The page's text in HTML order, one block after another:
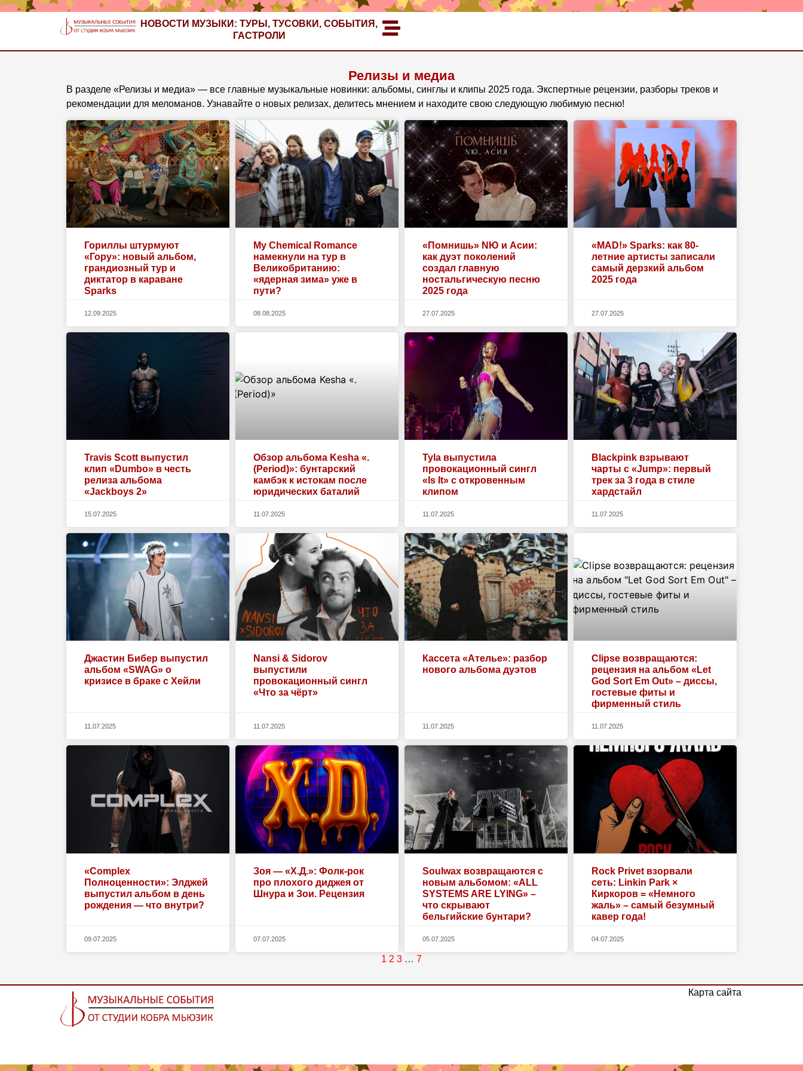
НОВОСТИ МУЗЫКИ: ТУРЫ, ТУСОВКИ, СОБЫТИЯ,
ГАСТРОЛИ
Релизы и медиа
В разделе «Релизы и медиа» — все главные музыкальные новинки: альбомы, синглы и клипы 2025 года. Экспертные рецензии, разборы треков и
рекомендации для меломанов. Узнавайте о новых релизах, делитесь мнением и находите свою следующую любимую песню!
Гориллы штурмуют
«Гору»: новый альбом,
грандиозный тур и
диктатор в караване
Sparks
12.09.2025
My Chemical Romance
намекнули на тур в
Великобританию:
«ядерная зима» уже в
пути?
08.08.2025
«Помнишь» NЮ и Асии:
как дуэт поколений
создал главную
ностальгическую песню
2025 года
27.07.2025
«MAD!» Sparks: как 80-
летние артисты записали
самый дерзкий альбом
2025 года
27.07.2025
Travis Scott выпустил
клип «Dumbo» в честь
релиза альбома
«Jackboys 2»
15.07.2025
Обзор альбома Kesha «.
(Period)»: бунтарский
камбэк к истокам после
юридических баталий
11.07.2025
Tyla выпустила
провокационный сингл
«Is It» с откровенным
клипом
11.07.2025
Blackpink взрывают
чарты с «Jump»: первый
трек за 3 года в стиле
хардстайл
11.07.2025
Джастин Бибер выпустил
альбом «SWAG» о
кризисе в браке с Хейли
11.07.2025
Nansi & Sidorov
выпустили
провокационный сингл
«Что за чёрт»
11.07.2025
Кассета «Ателье»: разбор
нового альбома дуэтов
11.07.2025
Clipse возвращаются:
рецензия на альбом «Let
God Sort Em Out» – диссы,
гостевые фиты и
фирменный стиль
11.07.2025
«Complex
Полноценности»: Элджей
выпустил альбом в день
рождения — что внутри?
09.07.2025
Зоя — «Х.Д.»: Фолк-рок
про плохого диджея от
Шнура и Зои. Рецензия
07.07.2025
Soulwax возвращаются с
новым альбомом: «ALL
SYSTEMS ARE LYING» –
что скрывают
бельгийские бунтари?
05.07.2025
Rock Privet взорвали
сеть: Linkin Park ×
Киркоров = «Немного
жаль» – самый безумный
кавер года!
04.07.2025
1 2 3 … 7
Карта сайта